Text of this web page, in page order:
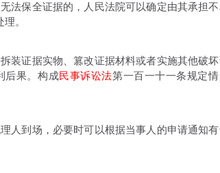
保全证据的，人民法院可以确定由其承担
。
证据实物、篡改证据材料或者实施其他破
后果。构成民事诉讼法第一百一十一条规定
到场，必要时可以根据当事人的申请通知